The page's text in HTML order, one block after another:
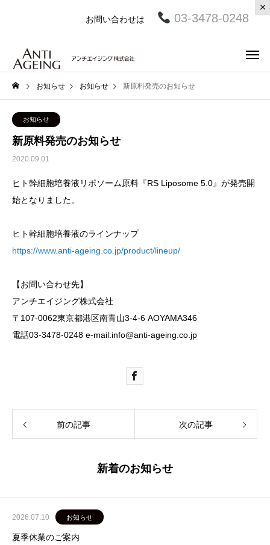
お問い合わせは 03-3478-0248
お知らせ お知らせ 新原料発売のお知らせ
お知らせ
新原料発売のお知らせ
2020.09.01
ヒト幹細胞培養液リポソーム原料『RS Liposome 5.0』が発売開
始となりました。
ヒト幹細胞培養液のラインナップ
https://www.anti-ageing.co.jp/product/lineup/
【お問い合わせ先】
アンチエイジング株式会社
〒107-0062東京都港区南青山3-4-6 AOYAMA346
電話03-3478-0248 e-mail:info@anti-ageing.co.jp
前の記事 次の記事
新着のお知らせ
2026.07.10 お知らせ
夏季休業のご案内